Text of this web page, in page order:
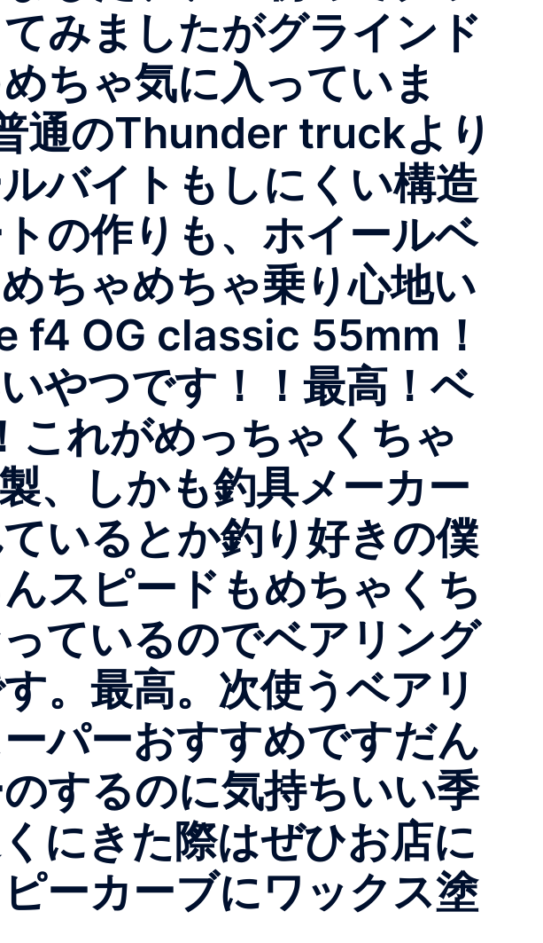
みましたがグラインド
ちゃ気に入っていま
通のThunder truckより
バイトもしにくい構造
の作りも、ホイールベ
ちゃめちゃ乗り心地い
f4 OG classic 55mm！
やつです！！最高！ベ
れがめっちゃくちゃ
、しかも釣具メーカー
いるとか釣り好きの僕
スピードもめちゃくち
ているのでベアリング
。最高。次使うベアリ
パーおすすめですだん
するのに気持ちいい季
にきた際はぜひお店に
ーカーブにワックス塗